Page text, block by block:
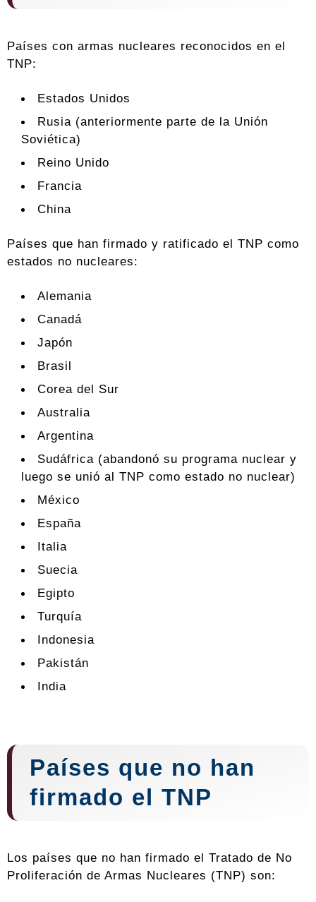
Países con armas nucleares reconocidos en el
TNP:
Estados Unidos
Rusia (anteriormente parte de la Unión
Soviética)
Reino Unido
Francia
China
Países que han firmado y ratificado el TNP como
estados no nucleares:
Alemania
Canadá
Japón
Brasil
Corea del Sur
Australia
Argentina
Sudáfrica (abandonó su programa nuclear y
luego se unió al TNP como estado no nuclear)
México
España
Italia
Suecia
Egipto
Turquía
Indonesia
Pakistán
India
Países que no han
firmado el TNP
Los países que no han firmado el Tratado de No
Proliferación de Armas Nucleares (TNP) son: